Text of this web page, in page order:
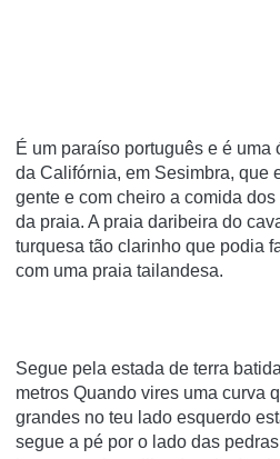
É um paraíso português e é uma
da Califórnia, em Sesimbra, que
gente e com cheiro a comida
da praia. A praia daribeira do
turquesa tão clarinho que podia
com uma praia tailandesa.
Segue pela estada de terra
metros Quando vires uma curva
grandes no teu lado esquerdo
segue a pé por o lado das